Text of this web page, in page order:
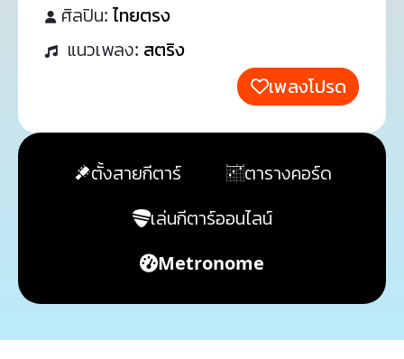
ศิลปิน: ไทยตรง
แนวเพลง: สตริง
เพลงโปรด
ตั้งสายกีตาร์
ตารางคอร์ด
เล่นกีตาร์ออนไลน์
Metronome